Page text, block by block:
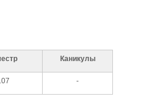
Каникулы
-